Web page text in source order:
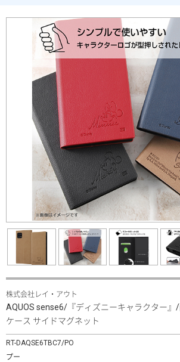
株式会社レイ・アウト
AQUOS sense6/『ディズニーキャラクター』
ケース サイドマグネット
RT-DAQSE6TBC7/PO
プー